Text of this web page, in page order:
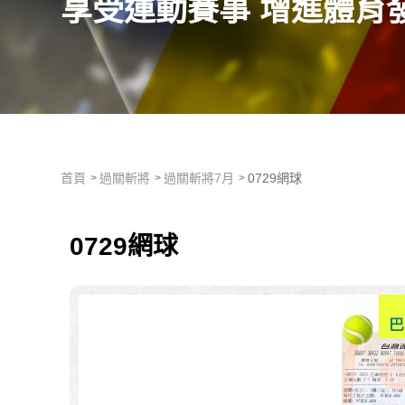
享受運動賽事 增進體育
首頁 過關斬將 過關斬將7月 0729網球
0729網球